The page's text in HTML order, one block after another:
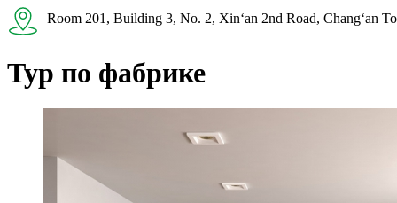
Room 201, Building 3, No. 2, Xin‘an 2nd Road, Chang‘an
Тур по фабрике